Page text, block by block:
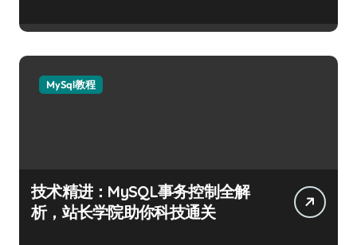
MySql教程
技术精进：MySQL事务控制全解
析，站长学院助你科技通关